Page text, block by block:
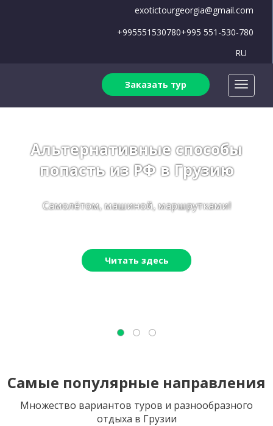
exotictourgeorgia@gmail.com
+995551530780+995 551-530-780
RU
Заказать тур
Альтернативные способы
попасть из РФ в Грузию
Самолётом, машиной, маршрутками!
Читать здесь
Самые популярные направления
Множество вариантов туров и разнообразного
отдыха в Грузии